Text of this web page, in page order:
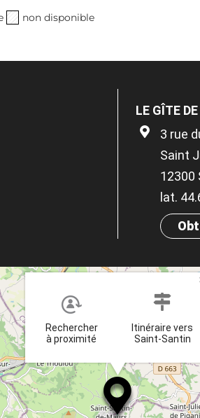
non disponible
LE GÎTE
3 rue
Saint
12300
lat.
Rechercher
à proximité
Itinéraire vers
Saint-Santin